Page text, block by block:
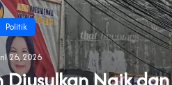
Politik
26, 2026